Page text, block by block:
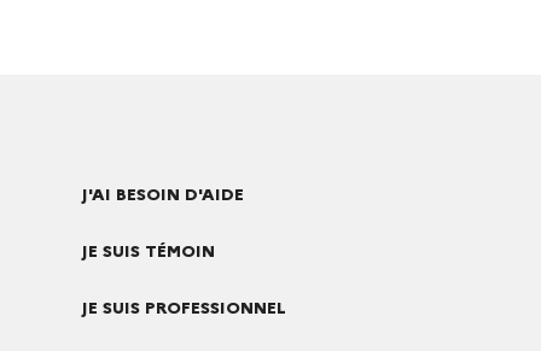
J'AI BESOIN D'AIDE
JE SUIS TÉMOIN
JE SUIS PROFESSIONNEL